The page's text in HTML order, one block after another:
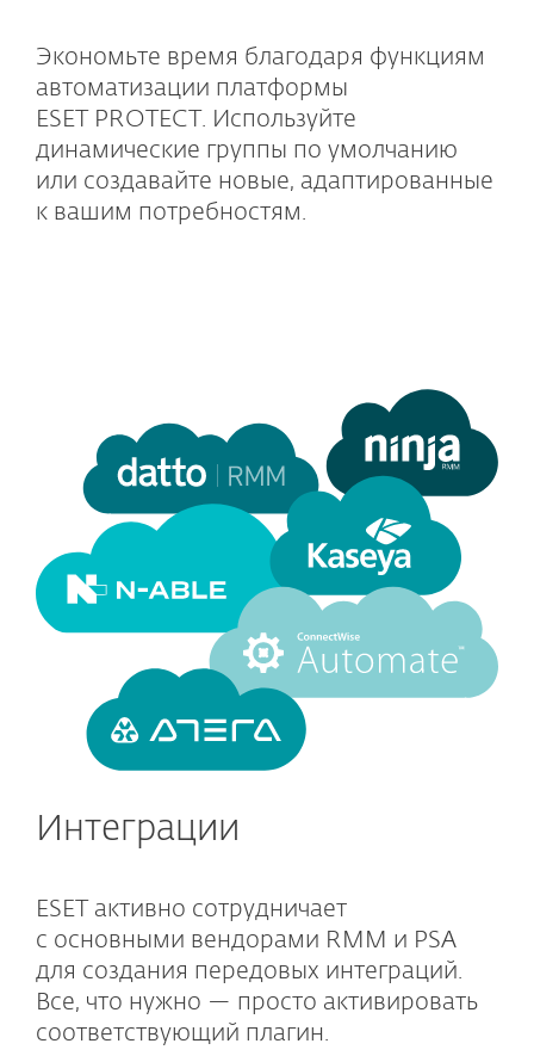
Экономьте время благодаря функциям
автоматизации платформы
ESET PROTECT. Используйте
динамические группы по умолчанию
или создавайте новые, адаптированные
к вашим потребностям.
Интеграции
ESET активно сотрудничает
с основными вендорами RMM и PSA
для создания передовых интеграций.
Все, что нужно — просто активировать
соответствующий плагин.